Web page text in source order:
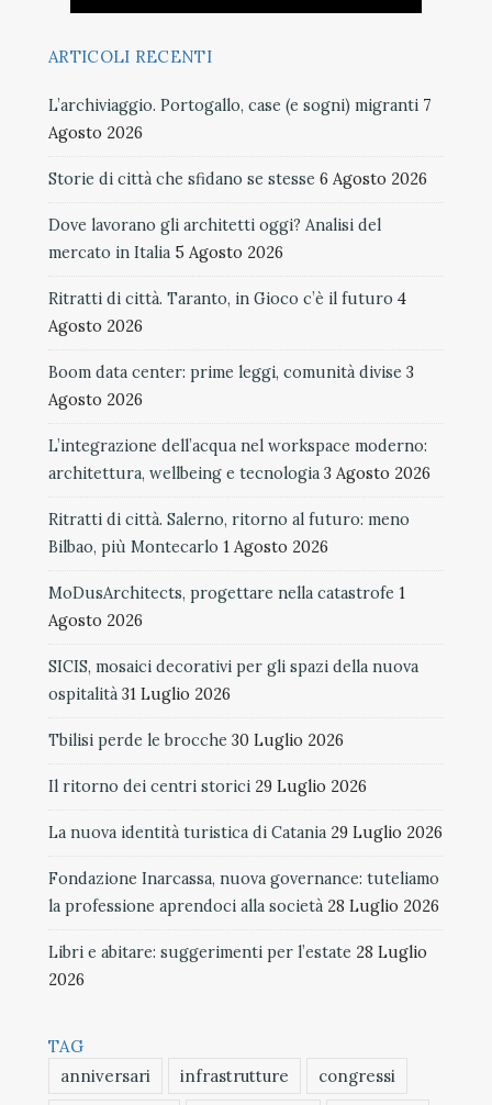
ARTICOLI RECENTI
L’archiviaggio. Portogallo, case (e sogni) migranti 7
Agosto 2026
Storie di città che sfidano se stesse 6 Agosto 2026
Dove lavorano gli architetti oggi? Analisi del
mercato in Italia 5 Agosto 2026
Ritratti di città. Taranto, in Gioco c’è il futuro 4
Agosto 2026
Boom data center: prime leggi, comunità divise 3
Agosto 2026
L’integrazione dell’acqua nel workspace moderno:
architettura, wellbeing e tecnologia 3 Agosto 2026
Ritratti di città. Salerno, ritorno al futuro: meno
Bilbao, più Montecarlo 1 Agosto 2026
MoDusArchitects, progettare nella catastrofe 1
Agosto 2026
SICIS, mosaici decorativi per gli spazi della nuova
ospitalità 31 Luglio 2026
Tbilisi perde le brocche 30 Luglio 2026
Il ritorno dei centri storici 29 Luglio 2026
La nuova identità turistica di Catania 29 Luglio 2026
Fondazione Inarcassa, nuova governance: tuteliamo
la professione aprendoci alla società 28 Luglio 2026
Libri e abitare: suggerimenti per l’estate 28 Luglio
2026
TAG
anniversari
infrastrutture
congressi